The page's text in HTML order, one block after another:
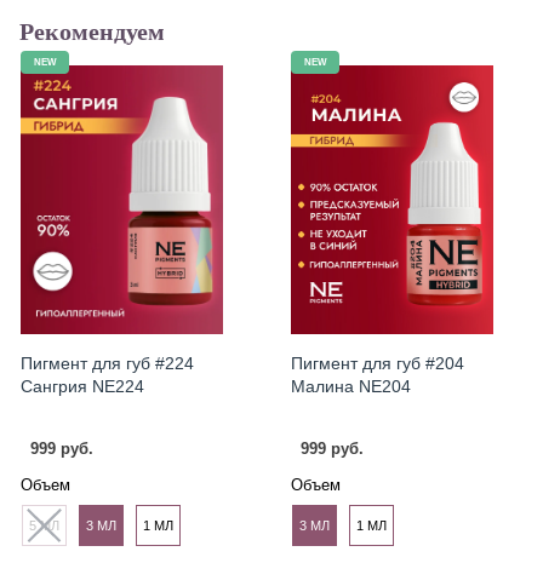
Рекомендуем
NEW
Пигмент для губ #224
Сангрия NE224
999 руб.
Объем
5 МЛ 3 МЛ 1 МЛ
NEW
Пигмент для губ #204
Малина NE204
999 руб.
Объем
3 МЛ 1 МЛ